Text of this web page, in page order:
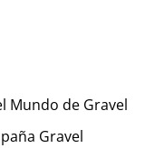
Mundo de Gravel
Gravel